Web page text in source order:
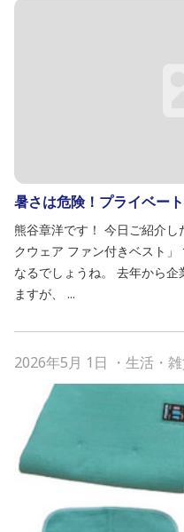
暑さは危険！プライベー
熊谷章洋です！ 今日ご紹介
クウェア ファン付きベスト」
なるでしょうね。 去年から
ますが、 ...
2026年5月 1日 ・ 生活・